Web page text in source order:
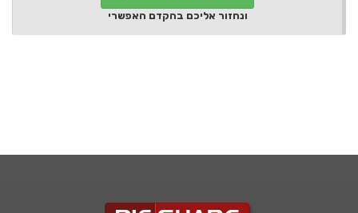
ונחזור אליכם בהקדם האפשרי